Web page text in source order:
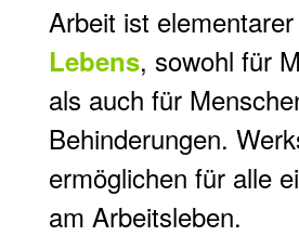
Arbeit ist elementarer
Lebens, sowohl für
als auch für
Behinderungen.
ermöglichen für alle
am Arbeitsleben.